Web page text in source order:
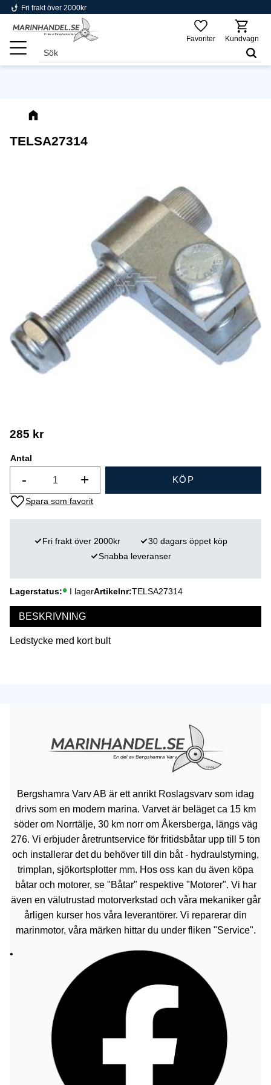
Meny
phishing Fri frakt över 2000kr
Favoriter Kundvagn
TELSA27314
285 kr
Antal
+
- KÖP
Lägg till i favoriter
Lagerstatus I lagerArtikelnr TELSA27314
Fri frakt över 2000kr
30 dagars öppet köp
Snabba leveranser
BESKRIVNING
Ledstycke med kort bult
Bergshamra Varv AB är ett anrikt Roslagsvarv som idag
drivs som en modern marina. Varvet är beläget ca 15 km
söder om Norrtälje, 30 km norr om Åkersberga, längs väg
276. Vi erbjuder åretruntservice för fritidsbåtar upp till 5 ton
och installerar det du behöver till din båt - hydraulstyrning,
trimplan, sjökortsplotter mm. Hos oss kan du även köpa
båtar och motorer, se "Båtar" respektive "Motorer". Vi har
även en välutrustad motorverkstad och våra mekaniker går
årligen kurser hos våra leverantörer. Vi reparerar din
marinmotor, våra märken hittar du under fliken "Service".